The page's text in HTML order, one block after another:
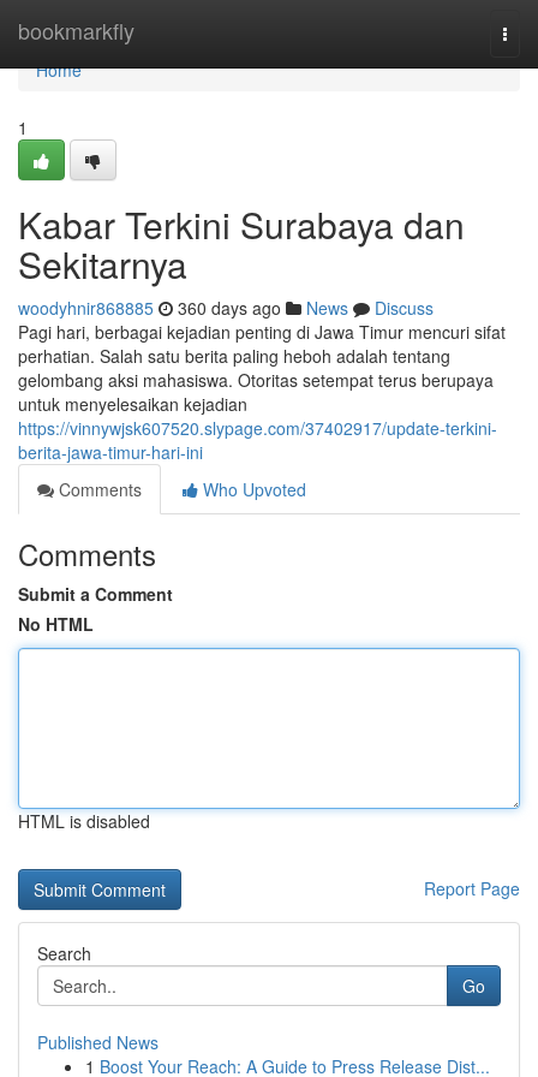
bookmarkfly
Home
Home
1
Kabar Terkini Surabaya dan
Sekitarnya
woodyhnir868885 360 days ago News
Discuss
Pagi hari, berbagai kejadian penting di Jawa Timur mencuri sifat
perhatian. Salah satu berita paling heboh adalah tentang
gelombang aksi mahasiswa. Otoritas setempat terus berupaya
untuk menyelesaikan kejadian
https://vinnywjsk607520.slypage.com/37402917/update-terkini-
berita-jawa-timur-hari-ini
Comments
Who Upvoted
Comments
Submit a Comment
No HTML
HTML is disabled
Report Page
Search
Go
Published News
1 Boost Your Reach: A Guide to Press Release Dist...